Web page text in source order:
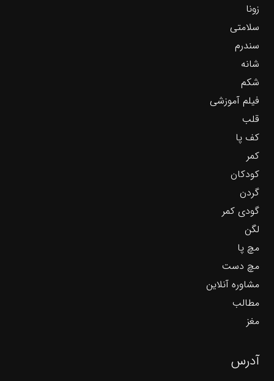
زونا
سلامتی
سندرم
شانه
شکم
فیلم آموزشی
قلب
کف پا
کمر
کودکان
گردن
گودی کمر
لگن
مچ پا
مچ دست
مشاوره آنلاین
مطالب
مغز
آدرس